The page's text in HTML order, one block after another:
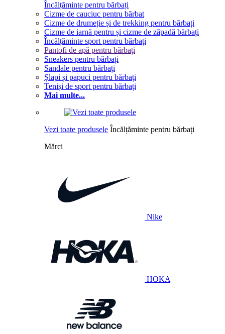
Încălțăminte pentru bărbați
Cizme de cauciuc pentru bărbat
Cizme de drumeție și de trekking pentru bărbați
Cizme de iarnă pentru și cizme de zăpadă bărbați
Încălțăminte sport pentru bărbați
Pantofi de apă pentru bărbați
Sneakers pentru bărbați
Sandale pentru bărbați
Șlapi și papuci pentru bărbați
Teniși de sport pentru bărbați
Mai multe...
Vezi toate produsele Încălțăminte pentru bărbați
Mărci
Nike
HOKA